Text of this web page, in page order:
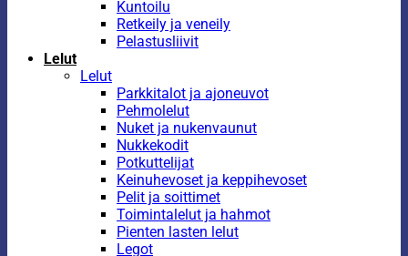
Kuntoilu
Retkeily ja veneily
Pelastusliivit
Lelut
Lelut
Parkkitalot ja ajoneuvot
Pehmolelut
Nuket ja nukenvaunut
Nukkekodit
Potkuttelijat
Keinuhevoset ja keppihevoset
Pelit ja soittimet
Toimintalelut ja hahmot
Pienten lasten lelut
Legot